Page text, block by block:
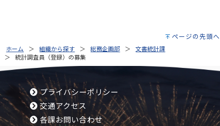
ページの先頭へ
ホーム 組織から探す 総務企画部
文書統計課
統計調査員（登録）の募集
プライバシーポリシー
交通アクセス
各課お問い合わせ